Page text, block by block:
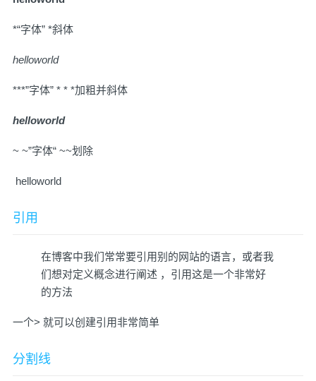
*“字体” *斜体
helloworld
***”字体” * * *加粗并斜体
helloworld
~ ~”字体“ ~~划除
​ helloworld
引用
在博客中我们常常要引用别的网站的语言，或者我
们想对定义概念进行阐述 ，引用这是一个非常好
的方法
一个> 就可以创建引用非常简单
分割线